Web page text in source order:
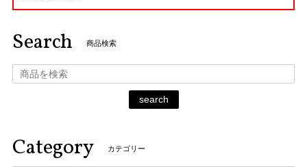
Search 商品検索
search
Category カテゴリー